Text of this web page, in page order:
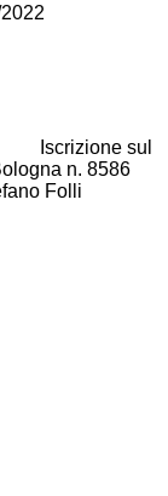
Iscrizione sul
n. 8586
Folli